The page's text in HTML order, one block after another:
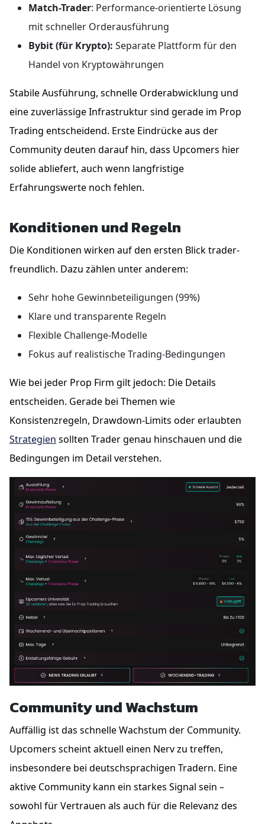
Match-Trader: Performance-orientierte Lösung
mit schneller Orderausführung
Bybit (für Krypto): Separate Plattform für den
Handel von Kryptowährungen
Stabile Ausführung, schnelle Orderabwicklung und
eine zuverlässige Infrastruktur sind gerade im Prop
Trading entscheidend. Erste Eindrücke aus der
Community deuten darauf hin, dass Upcomers hier
solide abliefert, auch wenn langfristige
Erfahrungswerte noch fehlen.
Konditionen und Regeln
Die Konditionen wirken auf den ersten Blick trader-
freundlich. Dazu zählen unter anderem:
Sehr hohe Gewinnbeteiligungen (99%)
Klare und transparente Regeln
Flexible Challenge-Modelle
Fokus auf realistische Trading-Bedingungen
Wie bei jeder Prop Firm gilt jedoch: Die Details
entscheiden. Gerade bei Themen wie
Konsistenzregeln, Drawdown-Limits oder erlaubten
Strategien sollten Trader genau hinschauen und die
Bedingungen im Detail verstehen.
Community und Wachstum
Auffällig ist das schnelle Wachstum der Community.
Upcomers scheint aktuell einen Nerv zu treffen,
insbesondere bei deutschsprachigen Tradern. Eine
aktive Community kann ein starkes Signal sein –
sowohl für Vertrauen als auch für die Relevanz des